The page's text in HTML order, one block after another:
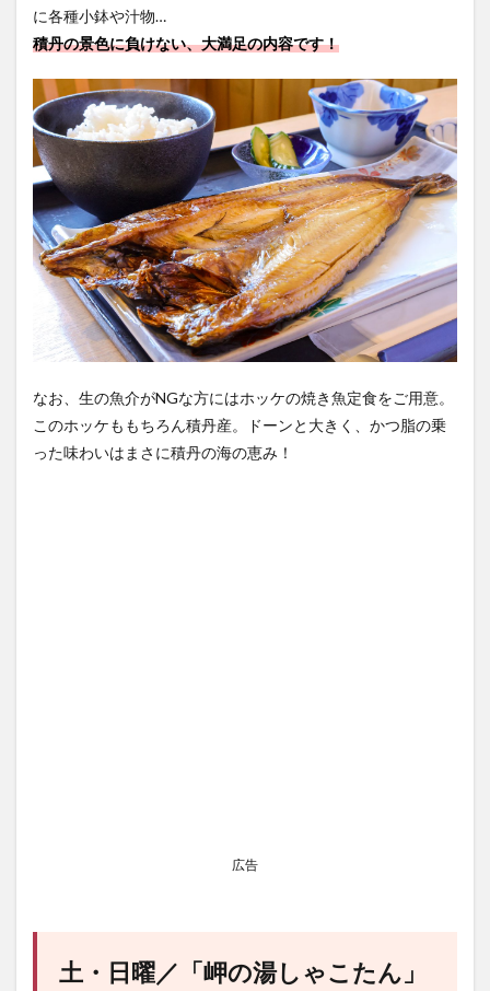
に各種小鉢や汁物…
積丹の景色に負けない、大満足の内容です！
なお、生の魚介がNGな方にはホッケの焼き魚定食をご用意。
このホッケももちろん積丹産。ドーンと大きく、かつ脂の乗
った味わいはまさに積丹の海の恵み！
広告
土・日曜／「岬の湯しゃこたん」